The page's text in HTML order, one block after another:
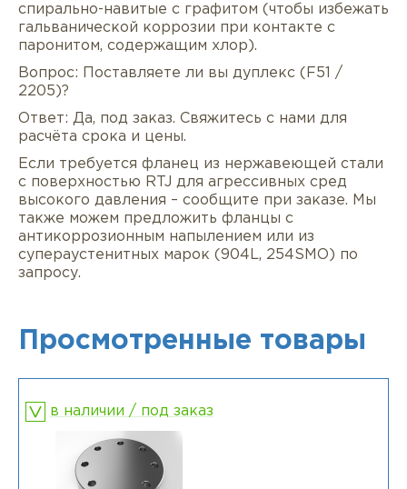
спирально-навитые с графитом (чтобы избежать
гальванической коррозии при контакте с
паронитом, содержащим хлор).
Вопрос: Поставляете ли вы дуплекс (F51 /
2205)?
Ответ: Да, под заказ. Свяжитесь с нами для
расчёта срока и цены.
Если требуется фланец из нержавеющей стали
с поверхностью RTJ для агрессивных сред
высокого давления – сообщите при заказе. Мы
также можем предложить фланцы с
антикоррозионным напылением или из
супераустенитных марок (904L, 254SMO) по
запросу.
Просмотренные товары
в наличии / под заказ